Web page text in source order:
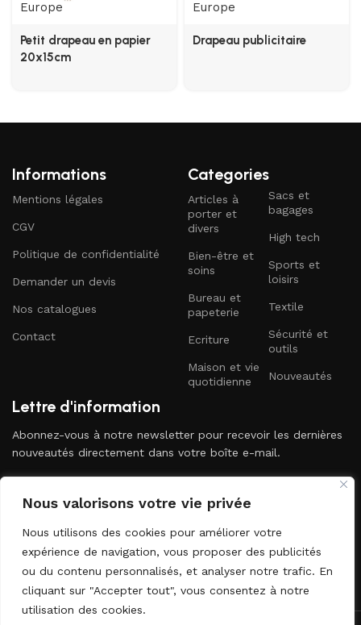
Nous valorisons votre vie privée
Nous utilisons des cookies pour améliorer votre
expérience de navigation, vous proposer des publicités
ou du contenu personnalisés, et analyser notre trafic. En
cliquant sur "Accepter tout", vous consentez à notre
utilisation des cookies.
Petit drapeau en papier
20x15cm
Drapeau publicitaire
Informations
Mentions légales
CGV
Politique de confidentialité
Demander un devis
Nos catalogues
Contact
Categories
Articles à
porter et
divers
Bien-être et
soins
Bureau et
papeterie
Ecriture
Maison et vie
quotidienne
Sacs et
bagages
High tech
Sports et
loisirs
Textile
Sécurité et
outils
Nouveautés
Lettre d'information
Abonnez-vous à notre newsletter pour recevoir les dernières
nouveautés directement dans votre boîte e-mail.
Envoyer
2024 DOPLD. Tous droits réservés. Développé par